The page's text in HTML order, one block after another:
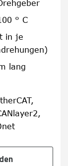
° C
in je
lang